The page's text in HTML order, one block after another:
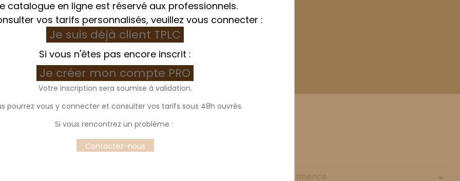
Accueil Préparation Douille et poche
Pertinence 
catalogue en ligne est réservé aux professionnels.
vos tarifs personnalisés, veuillez vous connecter :
Je suis déjà client TPLC
Si vous n'êtes pas encore inscrit :
Je créer mon compte PRO
Votre inscription sera soumise à validation.
pourrez vous y connecter et consulter vos tarifs sous 48h ouvrés.
Si vous rencontrez un problème :
Contactez-nous